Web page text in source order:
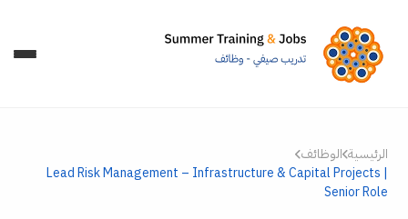
الرئيسية الوظائف
Lead Risk Management – Infrastructure & Capital Projects |
Senior Role